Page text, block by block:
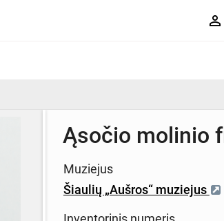
person_outline
Ąsočio molinio
Muziejus
Šiaulių „Aušros“ muziejus